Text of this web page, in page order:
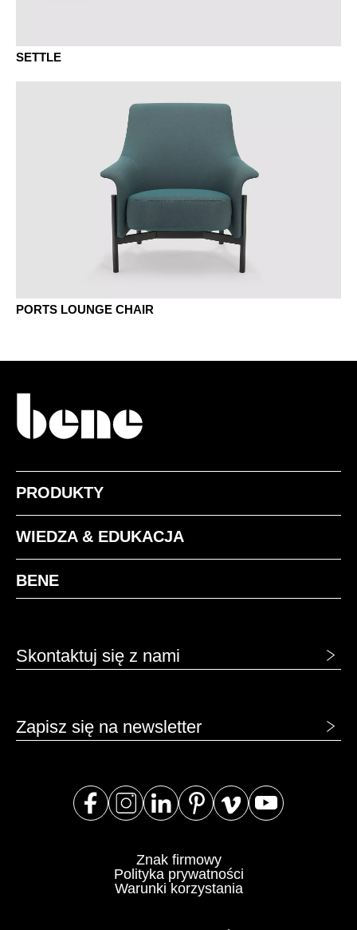
SETTLE
PORTS LOUNGE CHAIR
PRODUKTY
WIEDZA & EDUKACJA
BENE
Skontaktuj się z nami
Zapisz się na newsletter
Znak firmowy
Polityka prywatności
Warunki korzystania